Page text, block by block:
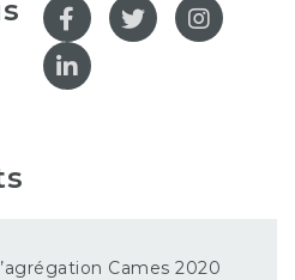
Cames 2020